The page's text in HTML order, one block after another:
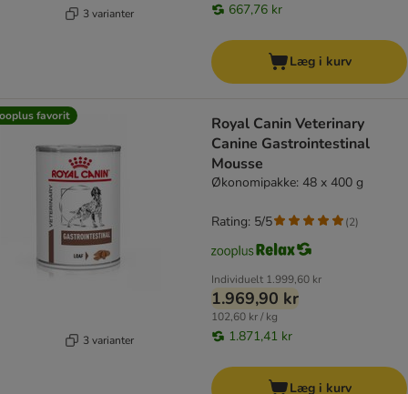
3 varianter 667,76 kr
Læg i kurv
favorit
3 varianter
Royal Canin Veterinary
Canine Gastrointestinal
Mousse
Økonomipakke: 48 x 400 g
Individuelt 1.999,60 kr
1.969,90 kr
102,60 kr / kg
1.871,41 kr
Rating: 5/5 (2)
Læg i kurv